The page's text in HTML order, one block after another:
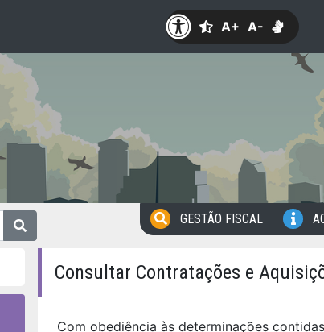
A+ A-
GESTÃO FISCAL
Consultar Contratações e
Com obediência às determinações